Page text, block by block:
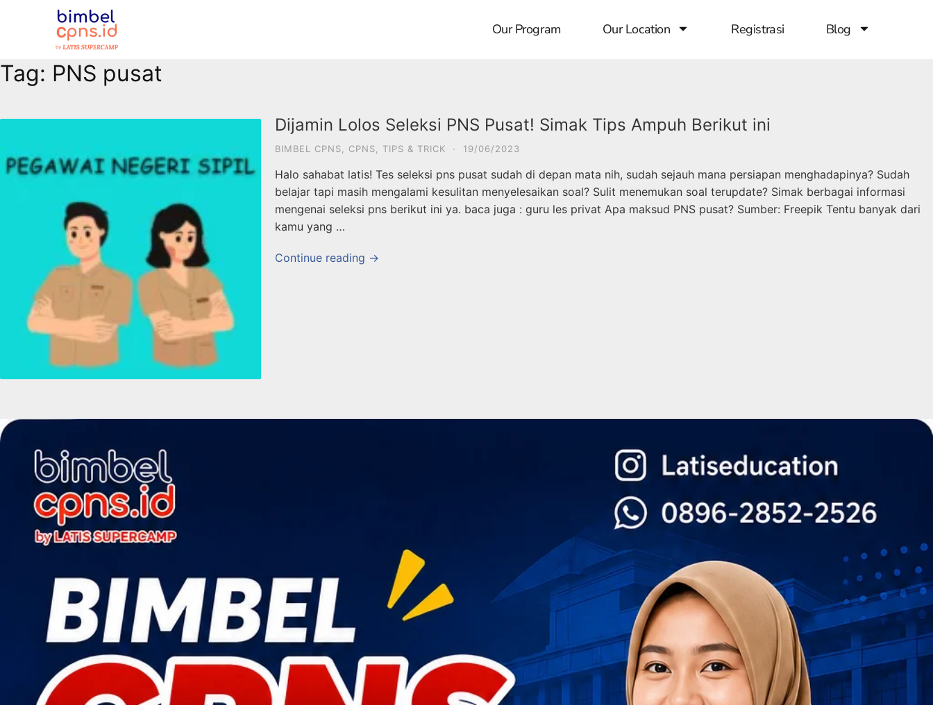
Our Program Our Location Registrasi Blog
Tag: PNS pusat
Dijamin Lolos Seleksi PNS Pusat! Simak Tips Ampuh Berikut ini
BIMBEL CPNS CPNS TIPS & TRICK · 19/06/2023
Halo sahabat latis! Tes seleksi pns pusat sudah di depan mata nih, sudah sejauh mana persiapan menghadapinya? Sudah
belajar tapi masih mengalami kesulitan menyelesaikan soal? Sulit menemukan soal terupdate? Simak berbagai informasi
mengenai seleksi pns berikut ini ya. baca juga : guru les privat Apa maksud PNS pusat? Sumber: Freepik Tentu banyak dari
kamu yang …
Continue reading →